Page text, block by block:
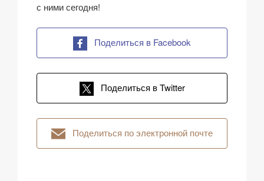
с ними сегодня!
Поделиться в Facebook
Поделиться в Twitter
Поделиться по электронной почте